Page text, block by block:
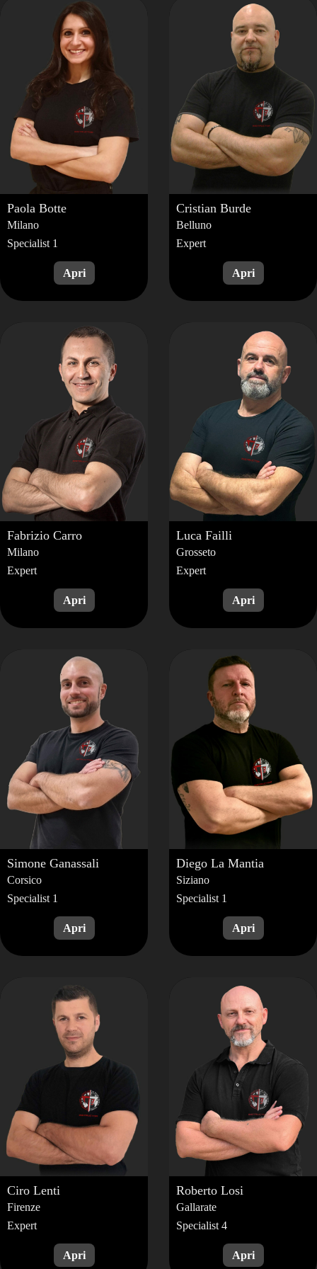
Paola Botte
Milano
Specialist 1
Cristian Burde
Belluno
Expert
Fabrizio Carro
Milano
Expert
Luca Failli
Grosseto
Expert
Simone Ganassali
Corsico
Specialist 1
Diego La Mantia
Siziano
Specialist 1
Ciro Lenti
Firenze
Expert
Roberto Losi
Gallarate
Specialist 4